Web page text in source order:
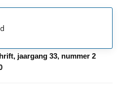
jaargang 33, nummer 2